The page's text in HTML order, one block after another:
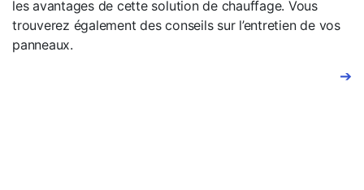
les avantages de cette solution de chauffage. Vous
trouverez également des conseils sur l’entretien de vos
panneaux.
➔